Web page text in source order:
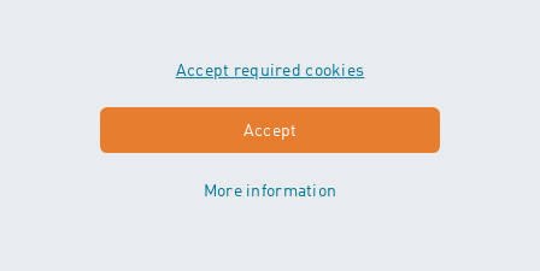
Accept required cookies
Accept
More information
MASTERS
AB 2.5 JAHREN